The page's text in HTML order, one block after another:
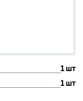
1 шт
1 шт